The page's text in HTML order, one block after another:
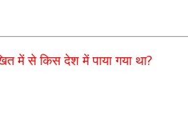
में से किस देश में पाया गया था?